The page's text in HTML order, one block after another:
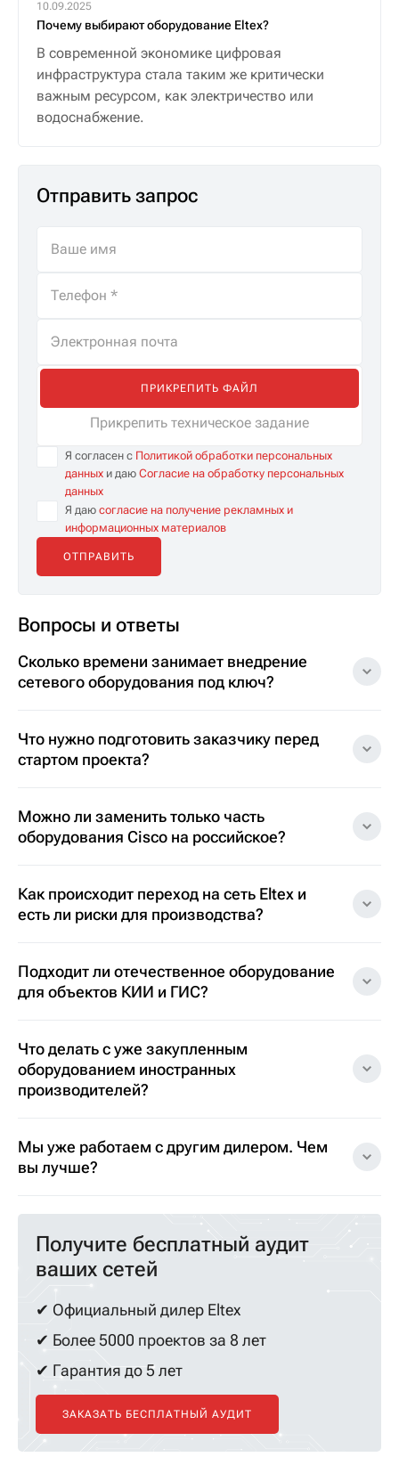
10.09.2025
Почему выбирают оборудование Eltex?
В современной экономике цифровая
инфраструктура стала таким же критически
важным ресурсом, как электричество или
водоснабжение.
Отправить запрос
ПРИКРЕПИТЬ ФАЙЛ
Прикрепить техническое задание
Я согласен с Политикой обработки персональных
данных и даю Согласие на обработку персональных
данных
Я даю согласие на получение рекламных и
информационных материалов
Вопросы и ответы
Сколько времени занимает внедрение
сетевого оборудования под ключ?
Что нужно подготовить заказчику перед
стартом проекта?
Можно ли заменить только часть
оборудования Cisco на российское?
Как происходит переход на сеть Eltex и
есть ли риски для производства?
Подходит ли отечественное оборудование
для объектов КИИ и ГИС?
Что делать с уже закупленным
оборудованием иностранных
производителей?
Мы уже работаем с другим дилером. Чем
вы лучше?
Получите бесплатный аудит
ваших сетей
✔ Официальный дилер Eltex
✔ Более 5000 проектов за 8 лет
✔ Гарантия до 5 лет
ЗАКАЗАТЬ БЕСПЛАТНЫЙ АУДИТ